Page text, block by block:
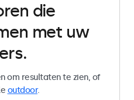
die
met uw
om resultaten te zien, of
outdoor.